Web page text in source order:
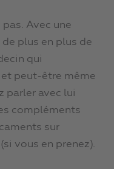
Avec une
plus en plus de
qui
peut-être même
parler avec lui
compléments
sur
vous en prenez).